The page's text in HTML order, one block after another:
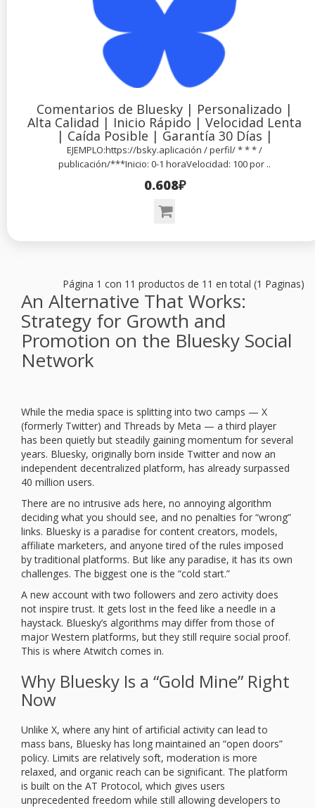
Comentarios de Bluesky | Personalizado |
Alta Calidad | Inicio Rápido | Velocidad Lenta
| Caída Posible | Garantía 30 Días |
EJEMPLO:https://bsky.aplicación / perfil/ * * * /
publicación/***Inicio: 0-1 horaVelocidad: 100 por ..
0.608₽
Página 1 con 11 productos de 11 en total (1 Paginas)
An Alternative That Works:
Strategy for Growth and
Promotion on the Bluesky Social
Network
While the media space is splitting into two camps — X
(formerly Twitter) and Threads by Meta — a third player
has been quietly but steadily gaining momentum for several
years. Bluesky, originally born inside Twitter and now an
independent decentralized platform, has already surpassed
40 million users.
There are no intrusive ads here, no annoying algorithm
deciding what you should see, and no penalties for “wrong”
links. Bluesky is a paradise for content creators, models,
affiliate marketers, and anyone tired of the rules imposed
by traditional platforms. But like any paradise, it has its own
challenges. The biggest one is the “cold start.”
A new account with two followers and zero activity does
not inspire trust. It gets lost in the feed like a needle in a
haystack. Bluesky’s algorithms may differ from those of
major Western platforms, but they still require social proof.
This is where Atwitch comes in.
Why Bluesky Is a “Gold Mine” Right
Now
Unlike X, where any hint of artificial activity can lead to
mass bans, Bluesky has long maintained an “open doors”
policy. Limits are relatively soft, moderation is more
relaxed, and organic reach can be significant. The platform
is built on the AT Protocol, which gives users
unprecedented freedom while still allowing developers to